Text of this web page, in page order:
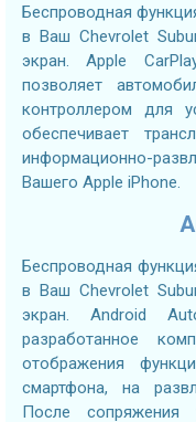
Беспроводная
в Ваш Chevrolet
экран. Apple
позволяет
контроллером для
обеспечивает
информационно-
Вашего Apple iPhone.
Беспроводная
в Ваш Chevrolet
экран. Android
разработанное
отображения
смартфона, на
После сопряжения